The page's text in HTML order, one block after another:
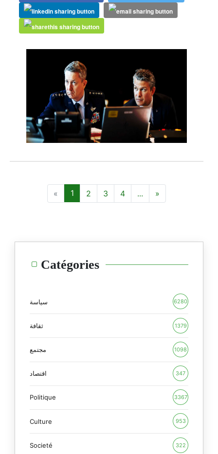
1 2 3 4 ...
Catégories
سياسة 6280
ثقافة 1379
مجتمع 1098
اقتصاد 347
Politique 3367
Culture 953
Societé 322